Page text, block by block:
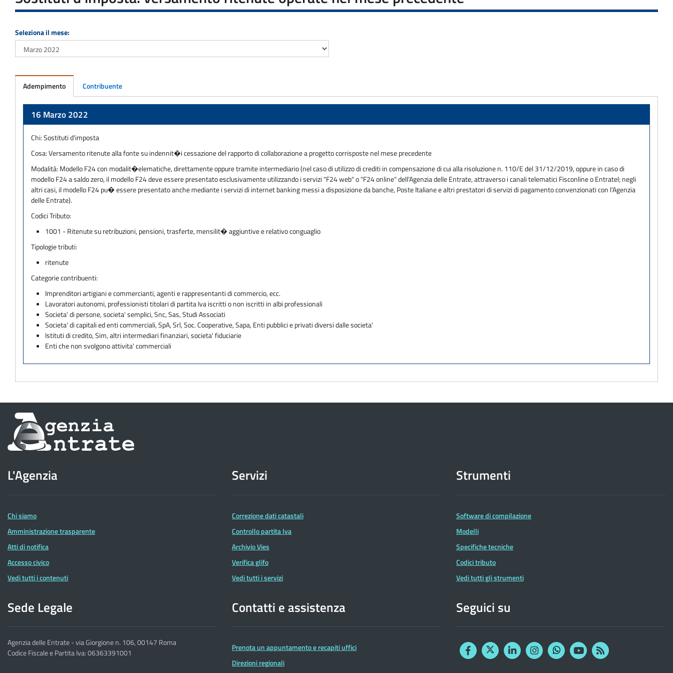
Seleziona il mese:
Adempimento Contribuente
16 Marzo 2022
Chi:Sostituti d'imposta
Cosa:Versamento ritenute alla fonte su indennit�i cessazione del rapporto di collaborazione a progetto corrisposte nel mese precedente
Modalità: Modello F24 con modalit�elematiche, direttamente oppure tramite intermediario (nel caso di utilizzo di crediti in compensazione di cui alla risoluzione n. 110/E del 31/12/2019, oppure in caso di
modello F24 a saldo zero, il modello F24 deve essere presentato esclusivamente utilizzando i servizi "F24 web" o "F24 online" dell'Agenzia delle Entrate, attraverso i canali telematici Fisconline o Entratel; negli
altri casi, il modello F24 pu� essere presentato anche mediante i servizi di internet banking messi a disposizione da banche, Poste Italiane e altri prestatori di servizi di pagamento convenzionati con l'Agenzia
delle Entrate).
Codici Tributo:
1001 - Ritenute su retribuzioni, pensioni, trasferte, mensilit� aggiuntive e relativo conguaglio
Tipologie tributi:
ritenute
Categorie contribuenti:
Imprenditori artigiani e commercianti, agenti e rappresentanti di commercio, ecc.
Lavoratori autonomi, professionisti titolari di partita Iva iscritti o non iscritti in albi professionali
Societa' di persone, societa' semplici, Snc, Sas, Studi Associati
Societa' di capitali ed enti commerciali, SpA, Srl, Soc. Cooperative, Sapa, Enti pubblici e privati diversi dalle societa'
Istituti di credito, Sim, altri intermediari finanziari, societa' fiduciarie
Enti che non svolgono attivita' commerciali
Informazioni
sul
dell'Agenzia
delle
Entrate
L'Agenzia
Chi siamo
Amministrazione trasparente
Atti di notifica
Accesso civico
Vedi tutti i contenuti
Servizi
Correzione dati catastali
Controllo partita Iva
Archivio Vies
Verifica glifo
Vedi tutti i servizi
Strumenti
Software di compilazione
Modelli
Specifiche tecniche
Codici tributo
Vedi tutti gli strumenti
Sede Legale
Agenzia delle Entrate - via Giorgione n. 106, 00147 Roma
Codice Fiscale e Partita Iva: 06363391001
Contatti e assistenza
Prenota un appuntamento e recapiti uffici
Direzioni regionali
Seguici su
FacebookTwitterLinkedinInstagram
YouTubeRSS